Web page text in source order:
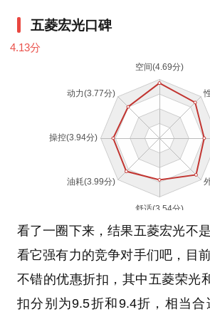
五菱宏光口碑
4.13分
看了一圈下来，结果五菱宏光不
看它强有力的竞争对手们吧，目
不错的优惠折扣，其中五菱荣光
扣分别为9.5折和9.4折，相当合